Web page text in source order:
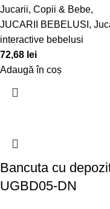
Jucarii, Copii & Bebe,
JUCARII BEBELUSI ,
interactive bebelusi
72,68 lei
Adaugă în coș
Bancuta cu
UGBD05-DN